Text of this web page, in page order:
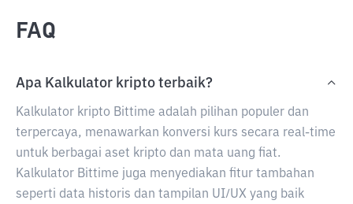
FAQ
Apa Kalkulator kripto terbaik?
Kalkulator kripto Bittime adalah pilihan populer dan
terpercaya, menawarkan konversi kurs secara real-time
untuk berbagai aset kripto dan mata uang fiat.
Kalkulator Bittime juga menyediakan fitur tambahan
seperti data historis dan tampilan UI/UX yang baik